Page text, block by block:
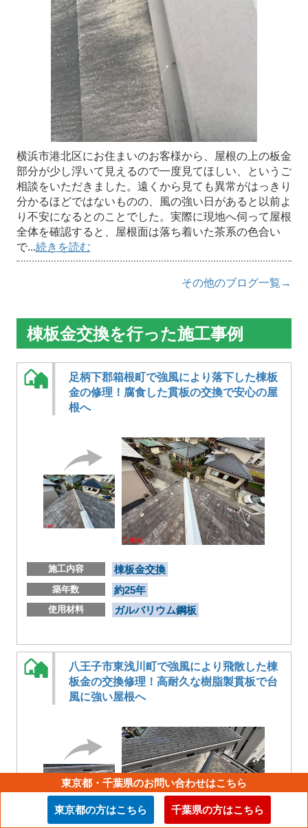
横浜市港北区にお住まいのお客様から、屋根の上の板金
部分が少し浮いて見えるので一度見てほしい、というご
相談をいただきました。遠くから見ても異常がはっきり
分かるほどではないものの、風の強い日があると以前よ
り不安になるとのことでした。実際に現地へ伺って屋根
全体を確認すると、屋根面は落ち着いた茶系の色合い
で...続きを読む
その他のブログ一覧→
棟板金交換を行った施工事例
足柄下郡箱根町で強風により落下した棟板
金の修理！腐食した貫板の交換で安心の屋
根へ
施工内容 棟板金交換
築年数 約25年
使用材料 ガルバリウム鋼板
八王子市東浅川町で強風により飛散した棟
板金の交換修理！高耐久な樹脂製貫板で台
風に強い屋根へ
東京都・千葉県のお問い合わせはこちら
東京都の方はこちら 千葉県の方はこちら